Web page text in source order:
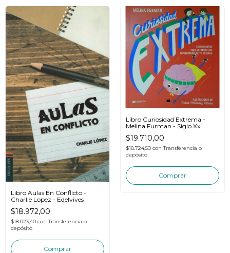
Libro Aulas En Conflicto -
Charlie Lopez - Edelvives
$18.972,00
$18.023,40 con Transferencia o
depósito
Libro Curiosidad Extrema -
Melina Furman - Siglo Xxi
$19.710,00
$18.724,50 con Transferencia o
depósito